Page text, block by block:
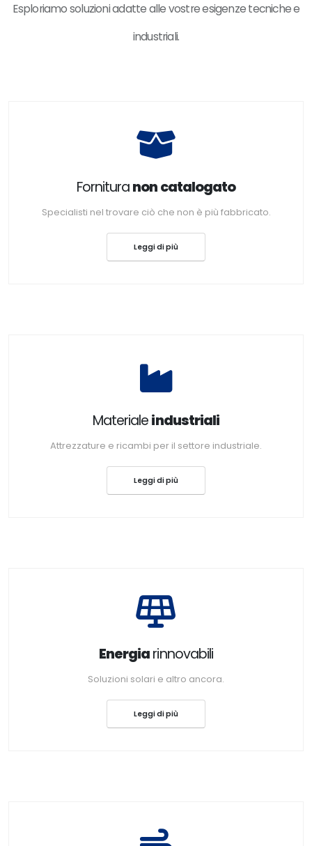
Esploriamo soluzioni adatte alle vostre esigenze tecniche e
industriali.
Fornituranon catalogato
Specialisti nel trovare ciò che non è più fabbricato.
Leggi di più
Materialeindustriali
Attrezzature e ricambi per il settore industriale.
Leggi di più
Energiarinnovabili
Soluzioni solari e altro ancora.
Leggi di più